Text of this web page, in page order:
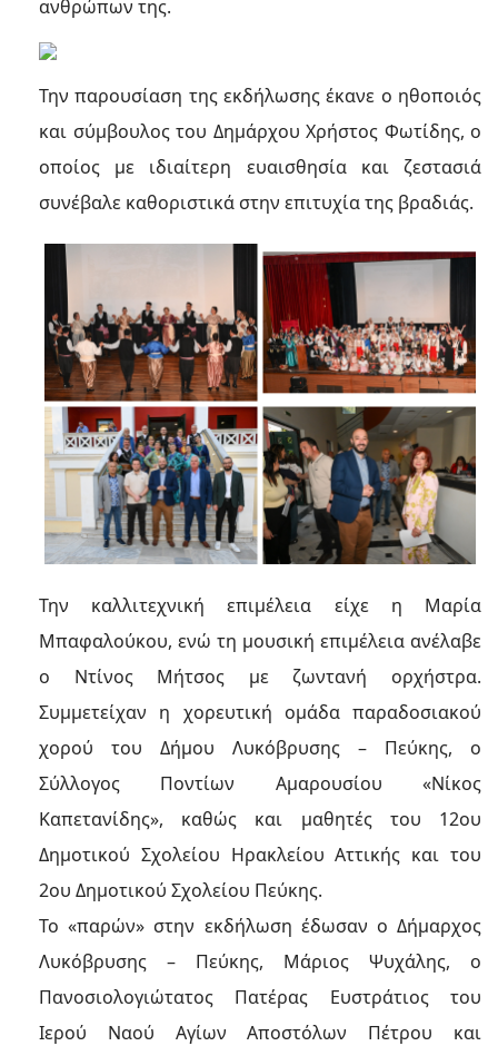
ανθρώπων της.
Την παρουσίαση της εκδήλωσης έκανε ο ηθοποιός
και σύμβουλος του Δημάρχου Χρήστος Φωτίδης, ο
οποίος με ιδιαίτερη ευαισθησία και ζεστασιά
συνέβαλε καθοριστικά στην επιτυχία της βραδιάς.
Την καλλιτεχνική επιμέλεια είχε η Μαρία
Μπαφαλούκου, ενώ τη μουσική επιμέλεια ανέλαβε
ο Ντίνος Μήτσος με ζωντανή ορχήστρα.
Συμμετείχαν η χορευτική ομάδα παραδοσιακού
χορού του Δήμου Λυκόβρυσης – Πεύκης, ο
Σύλλογος Ποντίων Αμαρουσίου «Νίκος
Καπετανίδης», καθώς και μαθητές του 12ου
Δημοτικού Σχολείου Ηρακλείου Αττικής και του
2ου Δημοτικού Σχολείου Πεύκης.
Το «παρών» στην εκδήλωση έδωσαν ο Δήμαρχος
Λυκόβρυσης – Πεύκης, Μάριος Ψυχάλης, ο
Πανοσιολογιώτατος Πατέρας Ευστράτιος του
Ιερού Ναού Αγίων Αποστόλων Πέτρου και